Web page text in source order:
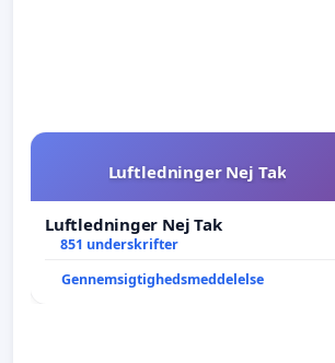
Luftledninger Nej Tak
Luftledninger Nej Tak
851 underskrifter
Gennemsigtighedsmeddelelse